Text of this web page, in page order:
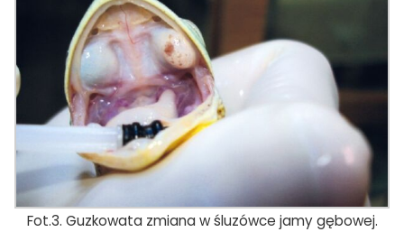
Fot.3. Guzkowata zmiana w śluzówce jamy gębowej.